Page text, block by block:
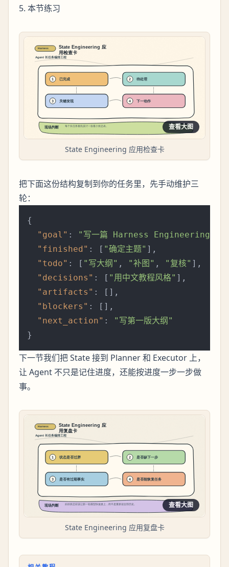
5. 本节练习
查看大图
State Engineering 应用检查卡
把下面这份结构复制到你的任务里，先手动维护三
轮：
{
"goal" :
"写一篇 Harness Engineering 教
"finished" : [ "确定主题" ] ,
"todo" : [ "写大纲" , "补图" , "复核" ] ,
"decisions" : [ "用中文教程风格" ] ,
"artifacts" : [ ] ,
"blockers" : [ ] ,
"next_action" :
"写第一版大纲"
}
下一节我们把 State 接到 Planner 和 Executor 上，
让 Agent 不只是记住进度，还能按进度一步一步做
事。
查看大图
State Engineering 应用复盘卡